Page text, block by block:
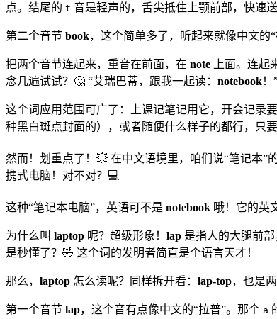
点。结尾的 t 音是轻声的，舌尖抵住上颚前部，快速
第二个音节 book，这个简单多了，听起来就像中文的
把两个音节连起来，重音在前面，在 note 上面。连起
念几遍试试？🤔 “艾瑞巴蒂，跟我一起读： notebook！
这个词应用范围可广了：上课记笔记用它，开会记录
种黑白斑点封面的），或者随便什么样子的都行，只
然而！划重点了！💥 在中文语境里，咱们说“笔记本
携式电脑！对不对？💻
这种“笔记本电脑”，英语可不是 notebook 哦！它的英
为什么叫 laptop 呢？超级形象！ lap 是指人的大腿前
是秒懂了？🤣 这个词的发明者简直是个语言天才！
那么， laptop 怎么读呢？同样拆开看： lap-top，也是
第一个音节 lap，这个音有点像中文的“拉普”。那个 a